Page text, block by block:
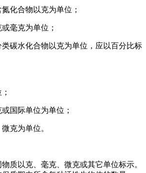
化合物以克为单位；
毫克为单位；
碳水化合物以克为单位，应以百分比标
国际单位为单位；
克为单位。
质以克、毫克、微克或其它单位标示。